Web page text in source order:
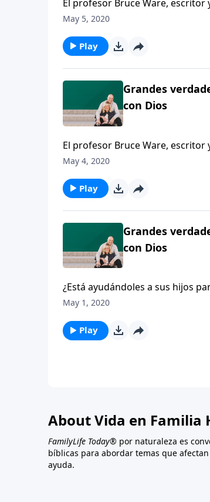
El profesor Bruce Ware,
padres a usar la maravillosa
May 5, 2020
Play
Grandes
con Dios
El profesor Bruce Ware,
padres a usar la maravillosa
May 4, 2020
Play
Grandes
con Dios
¿Está ayudándoles a sus hijos
a los padres para que usen los
May 1, 2020
Play
About Vida en Familia
FamilyLife Today® por naturaleza es
bíblicas para abordar temas que
ayuda.